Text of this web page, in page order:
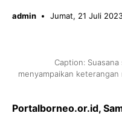
admin Jumat, 21 Juli
Caption:
menyampaikan
Portalborneo.or.id,